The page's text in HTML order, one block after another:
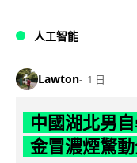
人工智能
Lawton 1 日
中國湖北男
金冒濃煙驚